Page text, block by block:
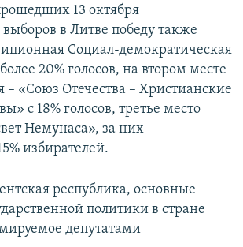
13 октября
в Литве победу также
Социал-демократическая
20% голосов, на втором месте
– «Союз Отечества – Христианские
с 18% голосов, третье место
Немунаса», за них
избирателей.
республика, основные
политики в стране
депутатами